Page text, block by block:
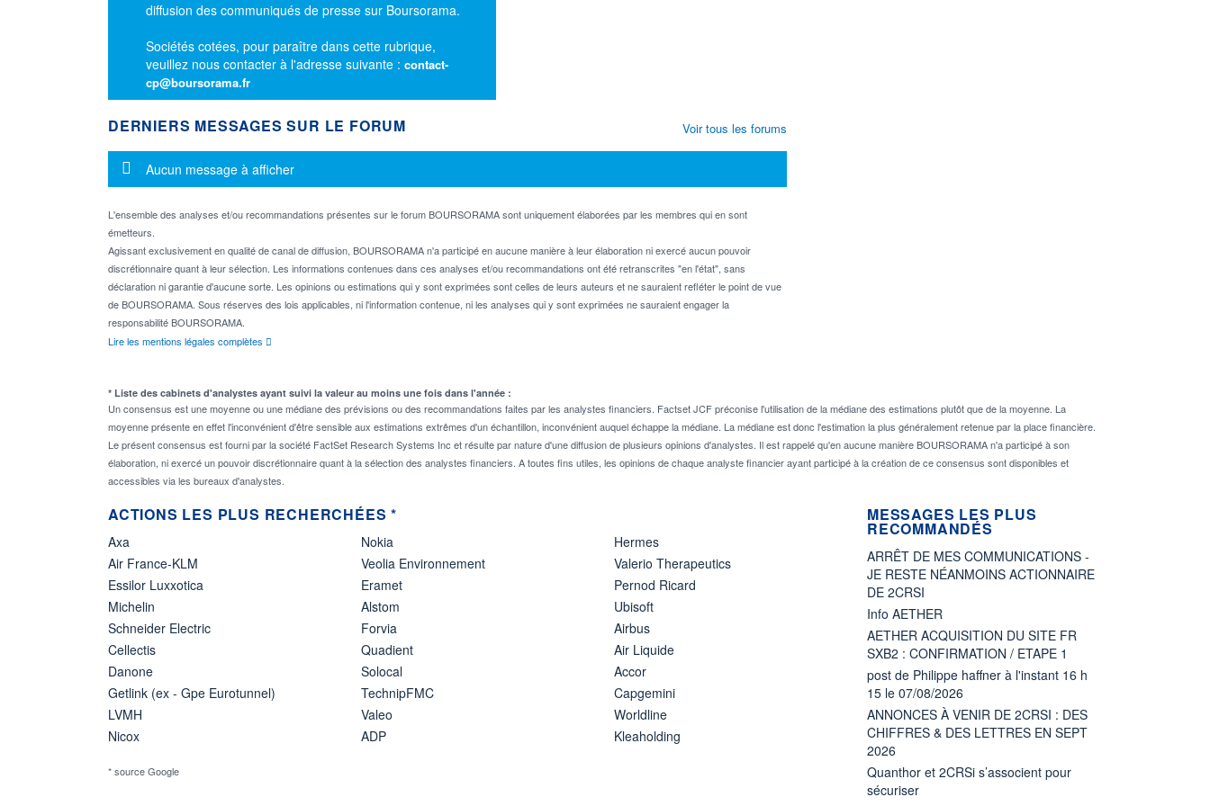
diffusion des communiqués de presse sur Boursorama.
Sociétés cotées, pour paraître dans cette rubrique,
veuillez nous contacter à l'adresse suivante : contact-
cp@boursorama.fr
DERNIERS MESSAGES SUR LE FORUM
Message d'information
Aucun message à afficher
L'ensemble des analyses et/ou recommandations présentes sur le forum BOURSORAMA sont uniquement élaborées par les membres qui en sont
émetteurs.
Agissant exclusivement en qualité de canal de diffusion, BOURSORAMA n'a participé en aucune manière à leur élaboration ni exercé aucun pouvoir
discrétionnaire quant à leur sélection. Les informations contenues dans ces analyses et/ou recommandations ont été retranscrites "en l'état", sans
déclaration ni garantie d'aucune sorte. Les opinions ou estimations qui y sont exprimées sont celles de leurs auteurs et ne sauraient refléter le point de vue
de BOURSORAMA. Sous réserves des lois applicables, ni l'information contenue, ni les analyses qui y sont exprimées ne sauraient engager la
responsabilité BOURSORAMA.
Lire les mentions légales complètes
Voir tous les forums
* Liste des cabinets d'analystes ayant suivi la valeur au moins une fois dans l'année :
Un consensus est une moyenne ou une médiane des prévisions ou des recommandations faites par les analystes financiers. Factset JCF préconise l'utilisation de la médiane des estimations plutôt que de la moyenne. La
moyenne présente en effet l'inconvénient d'être sensible aux estimations extrêmes d'un échantillon, inconvénient auquel échappe la médiane. La médiane est donc l'estimation la plus généralement retenue par la place financière.
Le présent consensus est fourni par la société FactSet Research Systems Inc et résulte par nature d'une diffusion de plusieurs opinions d'analystes. Il est rappelé qu'en aucune manière BOURSORAMA n'a participé à son
élaboration, ni exercé un pouvoir discrétionnaire quant à la sélection des analystes financiers. A toutes fins utiles, les opinions de chaque analyste financier ayant participé à la création de ce consensus sont disponibles et
accessibles via les bureaux d'analystes.
ACTIONS LES PLUS RECHERCHÉES *
Axa
Air France-KLM
Essilor Luxxotica
Michelin
Schneider Electric
Cellectis
Danone
Getlink (ex - Gpe Eurotunnel)
LVMH
Nicox
Nokia
Veolia Environnement
Eramet
Alstom
Forvia
Quadient
Solocal
TechnipFMC
Valeo
ADP
Hermes
Valerio Therapeutics
Pernod Ricard
Ubisoft
Airbus
Air Liquide
Accor
Capgemini
Worldline
Kleaholding
* source Google
MESSAGES LES PLUS
RECOMMANDÉS
ARRÊT DE MES COMMUNICATIONS -
JE RESTE NÉANMOINS ACTIONNAIRE
DE 2CRSI
Info AETHER
AETHER ACQUISITION DU SITE FR
SXB2 : CONFIRMATION / ETAPE 1
post de Philippe haffner à l'instant 16 h
15 le 07/08/2026
ANNONCES À VENIR DE 2CRSI : DES
CHIFFRES & DES LETTRES EN SEPT
2026
Quanthor et 2CRSi s’associent pour
sécuriser